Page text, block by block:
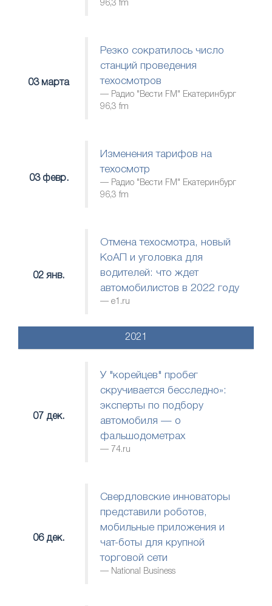
96,3 fm
03 марта
Резко сократилось число
станций проведения
техосмотров
Радио "Вести FM" Екатеринбург
96,3 fm
03 февр.
Изменения тарифов на
техосмотр
Радио "Вести FM" Екатеринбург
96,3 fm
02 янв.
Отмена техосмотра, новый
КоАП и уголовка для
водителей: что ждет
автомобилистов в 2022 году
е1.ru
2021
07 дек.
У "корейцев" пробег
скручивается бесследно»:
эксперты по подбору
автомобиля — о
фальшодометрах
74.ru
06 дек.
Свердловские инноваторы
представили роботов,
мобильные приложения и
чат-боты для крупной
торговой сети
National Business